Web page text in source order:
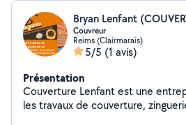
Couvreur
Reims (Clairmarais)
5/5 (1 avis)
Présentation
Couverture Lenfant est une entreprise spécialisée dans
les travaux de couverture,